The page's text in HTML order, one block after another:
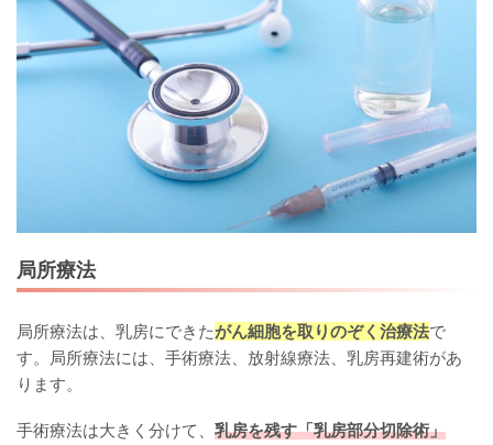
局所療法
局所療法は、乳房にできたがん細胞を取りのぞく治療法で
す。局所療法には、手術療法、放射線療法、乳房再建術があ
ります。
手術療法は大きく分けて、 乳房を残す「乳房部分切除術」